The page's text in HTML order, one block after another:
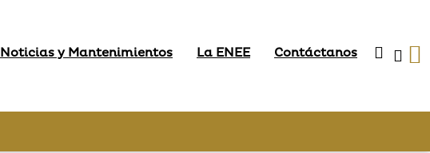
Noticias y Mantenimientos La ENEE Contáctanos